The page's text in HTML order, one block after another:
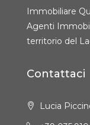
Immobiliare
Agenti
territorio del
Contattaci
Lucia